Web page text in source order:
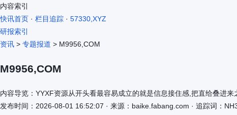
内容索引
快讯首页 · 栏目追踪 · 57330,XYZ
研报索引
资讯 > 专题报道 > M9956,COM
M9956,COM
内容导览：YYXF资源从开头看最容易成立的就是信息接住感,把直给叠进
发布时间：2026-08-01 16:52:07 · 来源：baike.fabang.com · 追踪词：